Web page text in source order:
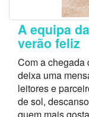
A equipa
verão feliz
Com a chegada
deixa uma
leitores e
de sol,
quem mais